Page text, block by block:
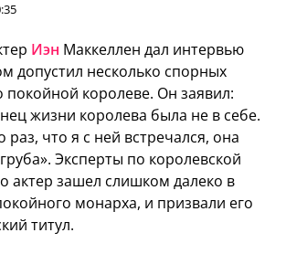
Иэн Маккеллен дал интервью
допустил несколько спорных
покойной королеве. Он заявил:
жизни королева была не в себе.
раз, что я с ней встречался, она
Эксперты по королевской
актер зашел слишком далеко в
монарха, и призвали его
титул.